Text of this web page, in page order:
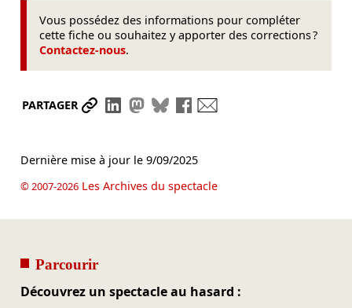
Vous possédez des informations pour compléter
cette fiche ou souhaitez y apporter des corrections ?
Contactez-nous.
PARTAGER Partager le lien
Partager sur LinkedIn
Partager sur Mastodon
Partager sur Bluesky
Partager sur Facebook
Dernière mise à jour le 9/09/2025
© 2007-2026Les Archives du spectacle
Parcourir
Découvrez un spectacle au hasard :